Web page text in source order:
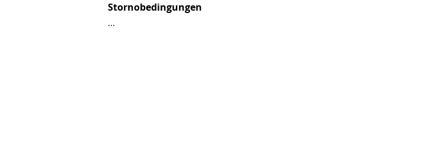
Stornobedingungen
...